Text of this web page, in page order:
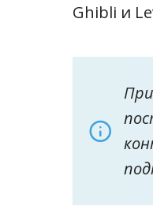
Ghibli и